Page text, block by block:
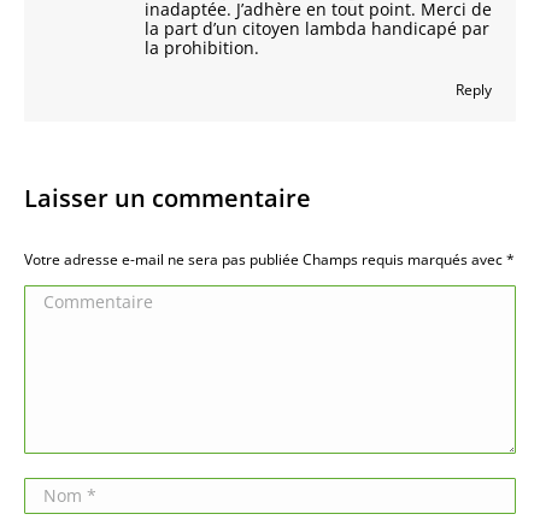
inadaptée. J’adhère en tout point. Merci de
la part d’un citoyen lambda handicapé par
la prohibition.
Reply
Laisser un commentaire
Votre adresse e-mail ne sera pas publiée Champs requis marqués avec*
Commentaire
Nom *